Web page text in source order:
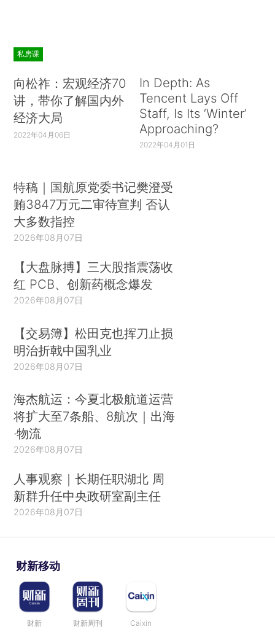
私房课
向松祚：宏观经济70
讲，带你了解国内外
经济大局
2022年04月06日
In Depth: As
Tencent Lays Off
Staff, Is Its ‘Winter’
Approaching?
2022年04月01日
特稿｜国航原党委书记樊澄受
贿3847万元二审待宣判 否认
大多数指控
2026年08月07日
【大盘脉搏】三大股指震荡收
红 PCB、创新药概念爆发
2026年08月07日
【交易簿】松田克也挥刀止损
明治折戟中国乳业
2026年08月07日
海杰航运：今夏北极航道运营
将扩大至7条船、8航次｜出海
·物流
2026年08月07日
人事观察｜长期任职湖北 周
新群升任中央政研室副主任
2026年08月07日
财新移动
财新 财新周刊 Caixin